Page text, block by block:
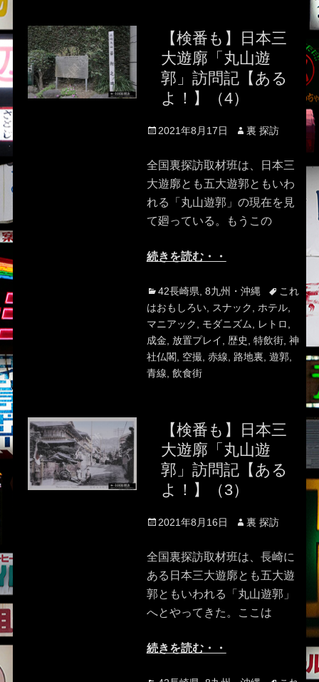
【検番も】日本三
大遊廓「丸山遊
郭」訪問記【ある
よ！】（4）
Posted
2021年8月17日 Author
裏 探訪
全国裏探訪取材班は、日本三
大遊廓とも五大遊郭ともいわ
れる「丸山遊郭」の現在を見
て廻っている。もうこの
続きを読む・・
Categories
42長崎県 8九州・沖縄 Tagsこれ
はおもしろい, スナック ホテル,
マニアック
モダニズム レトロ
成金 放置プレイ 歴史 特飲街, 神
社仏閣
空撮, 赤線 路地裏 遊郭,
青線 飲食街
【検番も】日本三
大遊廓「丸山遊
郭」訪問記【ある
よ！】（3）
Posted
2021年8月16日 Author
裏 探訪
全国裏探訪取材班は、長崎に
ある日本三大遊廓とも五大遊
郭ともいわれる「丸山遊郭」
へとやってきた。ここは
続きを読む・・